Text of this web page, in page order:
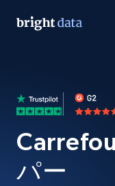
パー